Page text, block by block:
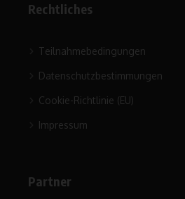
Rechtliches
Teilnahmebedingungen
Datenschutzbestimmungen
Cookie-Richtlinie (EU)
Impressum
Partner